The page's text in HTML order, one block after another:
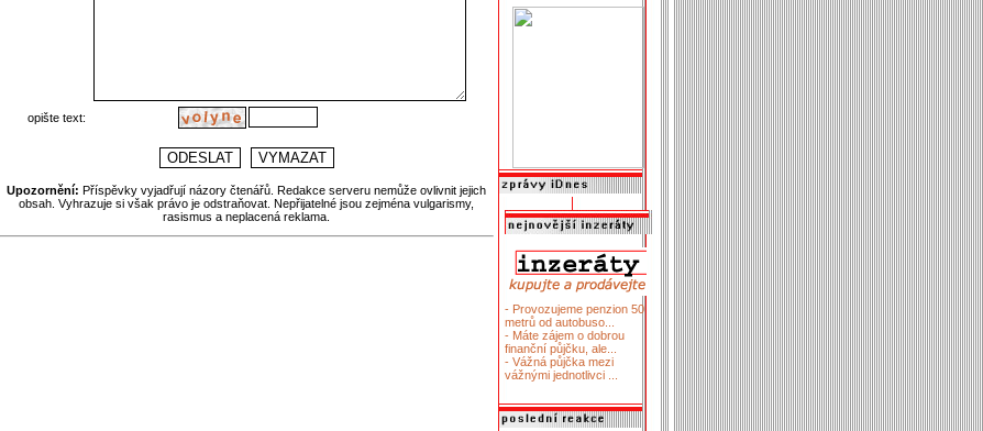
opište text:
Upozornění: Příspěvky vyjadřují názory čtenářů. Redakce serveru nemůže ovlivnit jejich
obsah. Vyhrazuje si však právo je odstraňovat. Nepřijatelné jsou zejména vulgarismy,
rasismus a neplacená reklama.
- Provozujeme penzion 50
metrů od autobuso...
- Máte zájem o dobrou
finanční půjčku, ale...
- Vážná půjčka mezi
vážnými jednotlivci ...